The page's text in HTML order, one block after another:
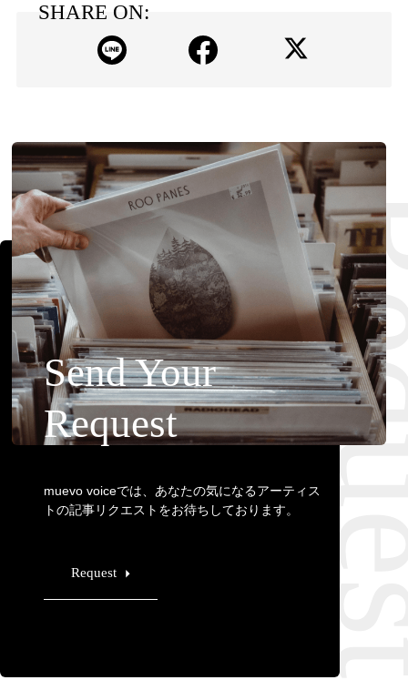
SHARE ON:
Send Your
Request
muevo voiceでは、あなたの気になるアーティス
トの記事リクエストをお待ちしております。
Request